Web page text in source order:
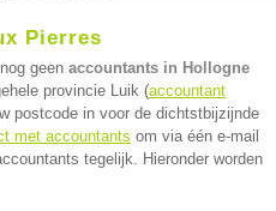
Pierres
geen accountants in Hollogne
provincie Luik (accountant
postcode in voor de dichtstbijzijnde
met accountants om via één e-mail
tegelijk. Hieronder worden